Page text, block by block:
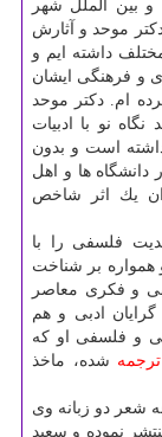
بین الملل شهر
موحد و آثارش
داشته ایم و
و فرهنگی ایشان
ام. دكتر موحد
نو با ادبیات
است و بدون
ها و اهل
یك اثر شاخص
فلسفی را با
همواره بر شناخت
و فكری معاصر
ادبی و هم
و فلسفی او كه
ترجمه شده، ماخذ
شعر دو زبانه وی
نموده و سعید